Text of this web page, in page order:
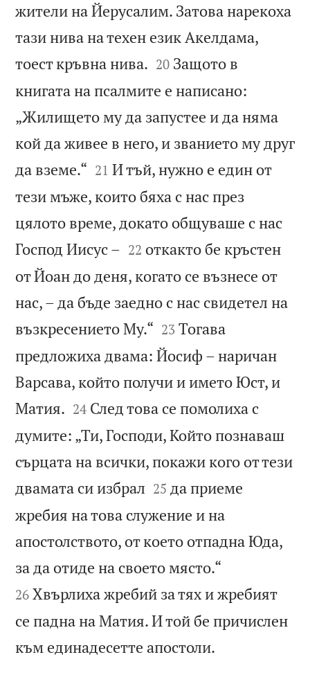
жители на Йерусалим. Затова нарекоха
тази нива на техен език Акелдама,
тоест кръвна нива. 

20 Защото в
книгата на псалмите е написано:
„Жилището му да запустее и да няма
кой да живее в него, и званието му друг
да вземе.“ 

21 И тъй, нужно е един от
тези мъже, които бяха с нас през
цялото време, докато общуваше с нас
Господ Иисус – 

22 откакто бе кръстен
от Йоан до деня, когато се възнесе от
нас, – да бъде заедно с нас свидетел на
възкресението Му.“ 

23 Тогава
предложиха двама: Йосиф – наричан
Варсава, който получи и името Юст, и
Матия. 

24 След това се помолиха с
думите: „Ти, Господи, Който познаваш
сърцата на всички, покажи кого от тези
двамата си избрал 

25 да приеме
жребия на това служение и на
апостолството, от което отпадна Юда,
за да отиде на своето място.“
26 Хвърлиха жребий за тях и жребият
се падна на Матия. И той бе причислен
към единадесетте апостоли.